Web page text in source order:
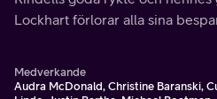
Lockhart förlorar alla sina
Medverkande
Audra McDonald, Christine Baranski,